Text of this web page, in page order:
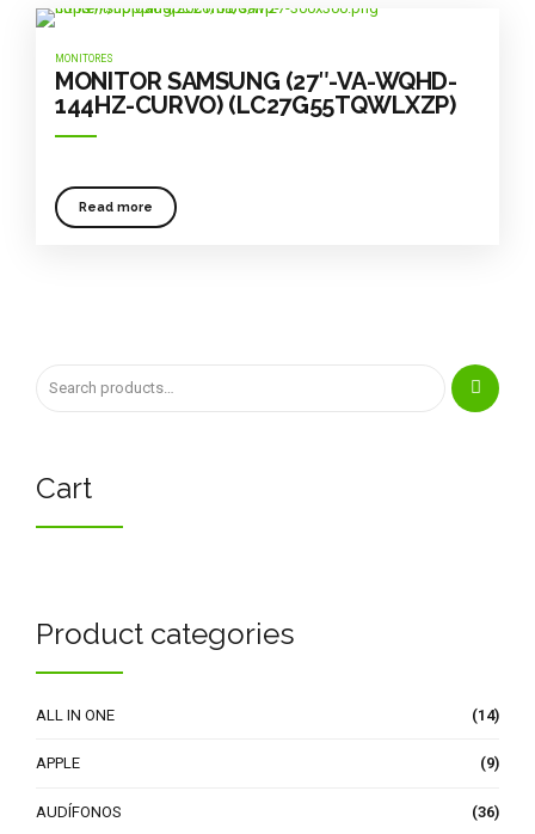
MONITORES
MONITOR SAMSUNG (27″-VA-WQHD-
144HZ-CURVO) (LC27G55TQWLXZP)
Read more
Cart
Product categories
ALL IN ONE (14)
APPLE (9)
AUDÍFONOS (36)